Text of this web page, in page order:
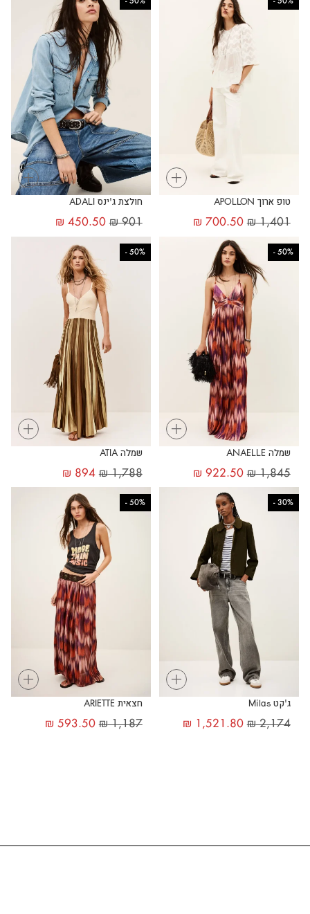
+
טופ ארוך APOLLON
₪1,401
₪ 700.50
+
חולצת ג'ינס ADALI
₪901
₪ 450.50
+
50%
-
שמלה ANAELLE
₪1,845
₪ 922.50
+
50%
-
שמלה ATIA
₪1,788
₪ 894
+
30%
-
ג'קט Milas
₪2,174
₪ 1,521.80
+
50%
-
חצאית ARIETTE
₪1,187
₪ 593.50